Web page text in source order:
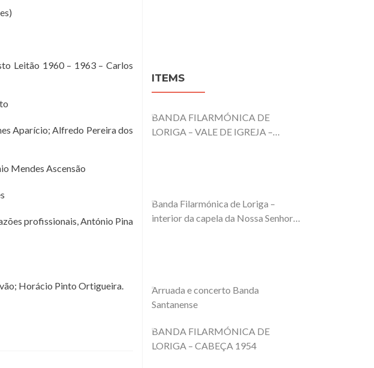
Leitão 1960 – 1963 – Carlos
Aparício; Alfredo Pereira dos
Mendes Ascensão
profissionais, António Pina
Horácio Pinto Ortigueira.
ITEMS
BANDA FILARMÓNICA DE
LORIGA – VALE DE IGREJA –
Banda Filarmónica de Loriga –
interior da capela da Nossa Senhora
Arruada e concerto Banda
Santanense
BANDA FILARMÓNICA DE
LORIGA – CABEÇA 1954